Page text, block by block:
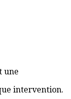
une
intervention.